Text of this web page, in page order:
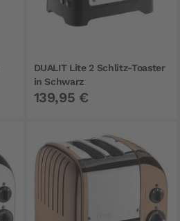
DUALIT Lite 2 Schlitz-Toaster
in Schwarz
139,95 €